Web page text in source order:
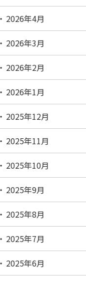
2026年4月
2026年3月
2026年2月
2026年1月
2025年12月
2025年11月
2025年10月
2025年9月
2025年8月
2025年7月
2025年6月